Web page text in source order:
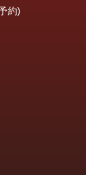
約)